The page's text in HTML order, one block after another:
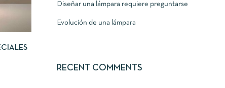
Diseñar una lámpara requiere preguntarse
Evolución de una lámpara
RECENT COMMENTS